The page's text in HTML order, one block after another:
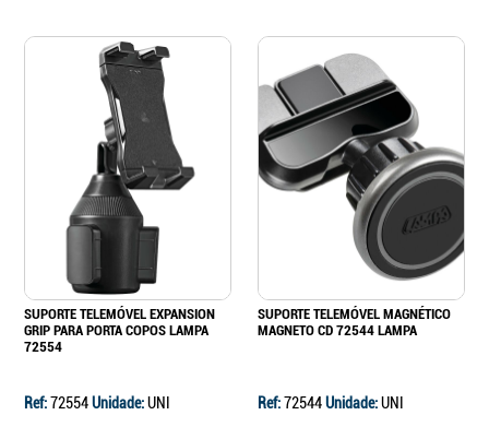
SUPORTE TELEMÓVEL EXPANSION
GRIP PARA PORTA COPOS LAMPA
72554
Ref:72554Unidade:UNI
SUPORTE TELEMÓVEL MAGNÉTICO
MAGNETO CD 72544 LAMPA
Ref:72544Unidade:UNI